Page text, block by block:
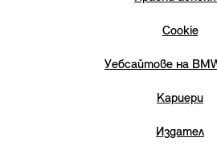
Cookie
Уебсайтове на
Кариери
Издател